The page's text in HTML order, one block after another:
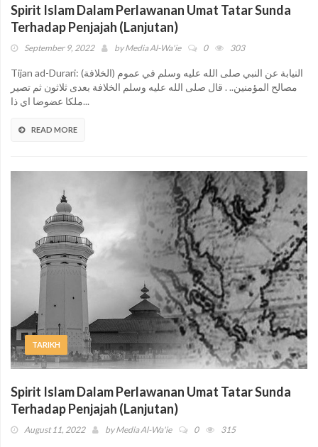
Spirit Islam Dalam Perlawanan Umat Tatar Sunda
Terhadap Penjajah (Lanjutan)
September 9, 2022 byMedia Al-Wa'ie 0 303
Tijan ad-Durari: (الخلافة) النيابة عن النبي صلى الله عليه وسلم في عموم
مصالح المؤمنين.. . قال صلى الله عليه وسلم الخلافة بعدى ثلاثون ثم تصير
ملكا عضوضا اي ذا...
READ MORE
TARIKH
Spirit Islam Dalam Perlawanan Umat Tatar Sunda
Terhadap Penjajah (Lanjutan)
August 11, 2022 byMedia Al-Wa'ie 0 315